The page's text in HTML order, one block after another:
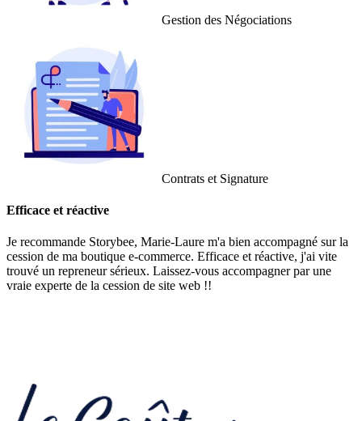
Gestion des Négociations
Contrats et Signature
Efficace et réactive
Je recommande Storybee, Marie-Laure m'a bien accompagné sur la
cession de ma boutique e-commerce. Efficace et réactive, j'ai vite
trouvé un repreneur sérieux. Laissez-vous accompagner par une
vraie experte de la cession de site web !!